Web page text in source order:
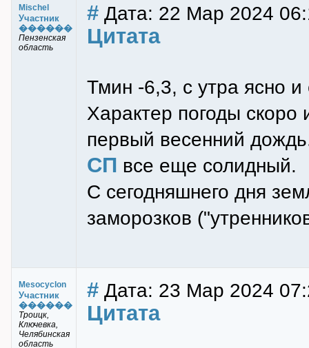
Mischel
Участник
������
Пензенская
область
# Дата: 22 Мар 2024
Цитата
Тмин -6,3, с утра ясно
Характер погоды
первый весенний
СП все еще солидный.
С сегодняшнего дня
заморозков
Mesocyclon
Участник
������
Троицк,
Ключевка,
Челябинская
область
# Дата: 23 Мар 2024
Цитата